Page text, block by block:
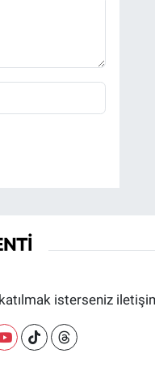
isterseniz